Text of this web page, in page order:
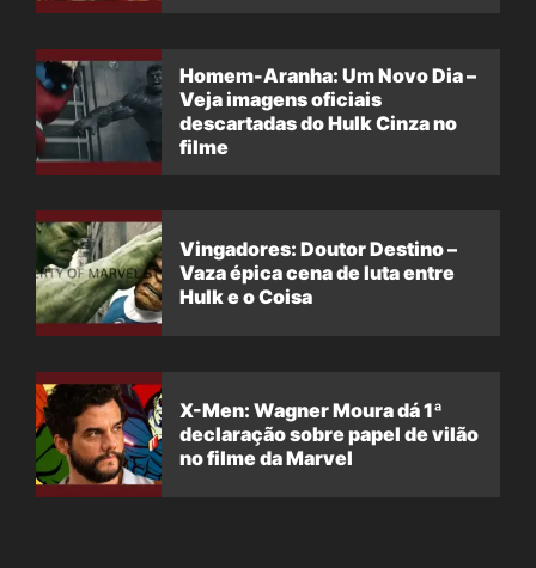
Homem-Aranha: Um Novo Dia –
Veja imagens oficiais
descartadas do Hulk Cinza no
filme
Vingadores: Doutor Destino –
Vaza épica cena de luta entre
Hulk e o Coisa
X-Men: Wagner Moura dá 1ª
declaração sobre papel de vilão
no filme da Marvel